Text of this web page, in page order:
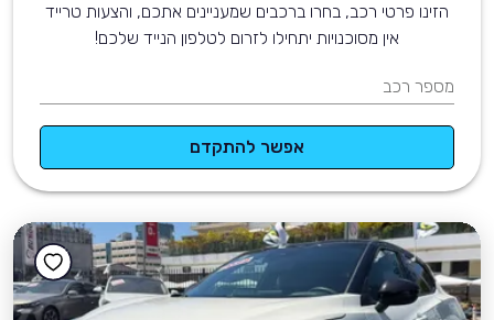
הזינו פרטי רכב, בחרו ברכבים שמעניינים אתכם, והצעות טרייד
אין מסוכנויות יתחילו לזרום לטלפון הנייד שלכם!
מספר רכב
אפשר להתקדם